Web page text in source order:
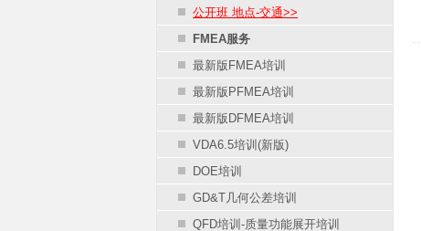
公开班 地点-交通>>
FMEA服务
最新版FMEA培训
最新版PFMEA培训
最新版DFMEA培训
VDA6.5培训(新版)
DOE培训
GD&T几何公差培训
QFD培训-质量功能展开培训